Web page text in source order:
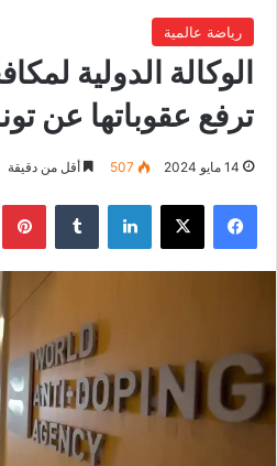
رياضة عالمية
الوكالة الدولية
ترفع عقوباتها عن
14 مايو 2024 507 أقل من دقيقة
فيسبوك ‫X لينكدإن